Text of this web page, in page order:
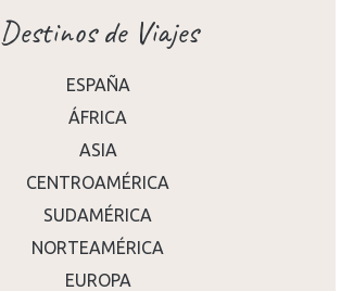
Destinos de Viajes
ESPAÑA
ÁFRICA
ASIA
CENTROAMÉRICA
SUDAMÉRICA
NORTEAMÉRICA
EUROPA